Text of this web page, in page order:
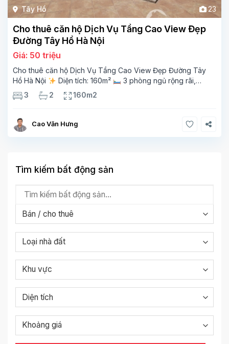
Tây Hồ 23
Cho thuê căn hộ Dịch Vụ Tầng Cao View Đẹp
Đường Tây Hồ Hà Nội
Giá: 50 triệu
Cho thuê căn hộ Dịch Vụ Tầng Cao View Đẹp Đường Tây
Hồ Hà Nội
Diện tích: 160m²
3 phòng ngủ rộng rãi,
thoáng sáng
2 phòng tắm tiện nghi
khách hiện đại, ban công thoáng mát
3 2 160m2
Cao Văn Hưng
Tìm kiếm bất động sản